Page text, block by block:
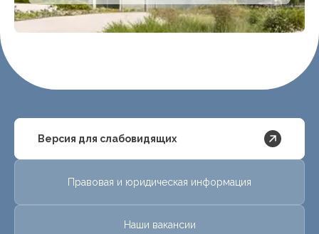
Версия для слабовидящих
Правовая и юридическая информация
Наши вакансии